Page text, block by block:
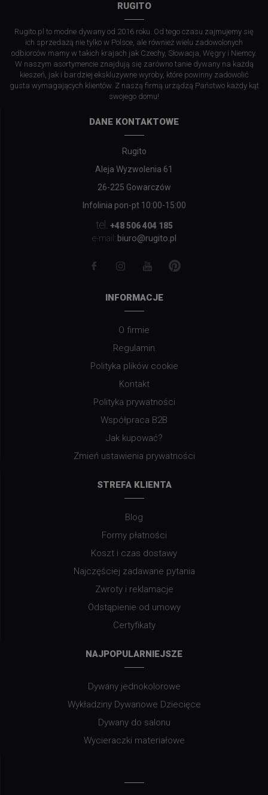
RUGITO
Rugito.pl to modne dywany od 2016 roku. Od tego czasu zajmujemy się
ich sprzedażą nie tylko w Polsce, ale również wielu zadowolonych
odbiorców mamy w takich krajach jak Czechy, Słowacja, Węgry i Niemcy.
W naszym asortymencie znajdują się zarówno tanie dywany na każdą
kieszeń, jak i bardziej ekskluzywne wyroby, które powinny zadowolić
gusta wymagających klientów. Z naszą firmą urządzą Państwo każdy kąt
swojego domu!
DANE KONTAKTOWE
Rugito
Aleja Wyzwolenia 61
26-225 Gowarczów
Infolinia pon-pt 10:00-15:00
tel.
+48 506 404 185
e-mail: biuro@rugito.pl
INFORMACJE
O firmie
Regulamin
Polityka plików cookie
Kontakt
Polityka prywatności
Współpraca B2B
Jak kupować?
Zmień ustawienia prywatności
STREFA KLIENTA
Blog
Formy płatności
Koszt i czas dostawy
Najczęściej zadawane pytania
Zwroty i reklamacje
Odstąpienie od umowy
Certyfikaty
NAJPOPULARNIEJSZE
Dywany jednokolorowe
Wykładziny Dywanowe Dziecięce
Dywany do salonu
Wycieraczki materiałowe